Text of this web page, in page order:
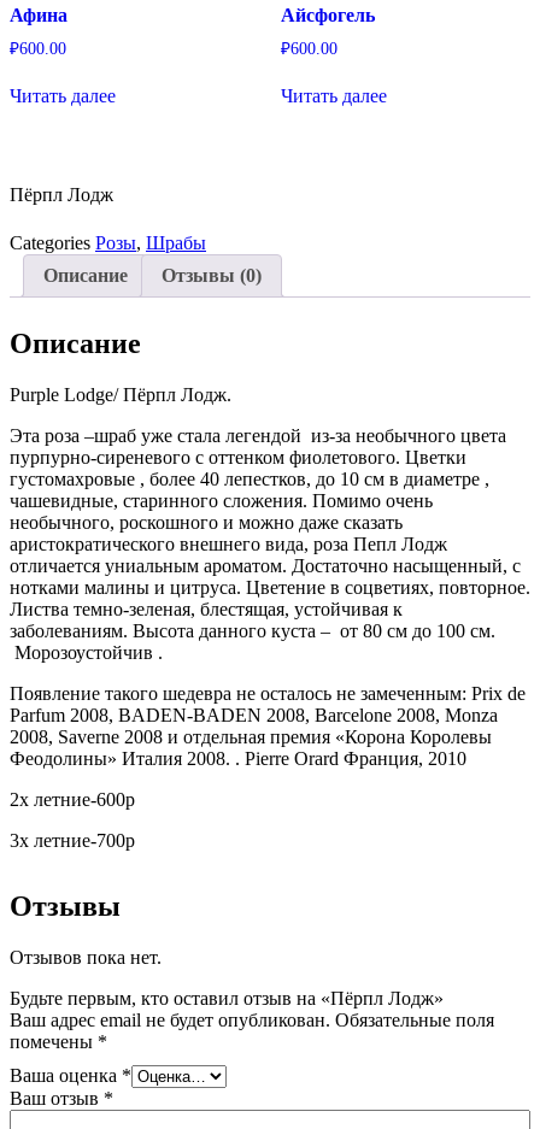
Афина
₽600.00
Читать далее
Айсфогель
₽600.00
Читать далее
Пёрпл Лодж
Categories Розы, Шрабы
Описание
Отзывы (0)
Описание
Purple Lodge/ Пёрпл Лодж.
Эта роза –шраб уже стала легендой из-за необычного цвета
пурпурно-сиреневого с оттенком фиолетового. Цветки
густомахровые , более 40 лепестков, до 10 см в диаметре ,
чашевидные, старинного сложения. Помимо очень
необычного, роскошного и можно даже сказать
аристократического внешнего вида, роза Пепл Лодж
отличается униальным ароматом. Достаточно насыщенный, с
нотками малины и цитруса. Цветение в соцветиях, повторное.
Листва темно-зеленая, блестящая, устойчивая к
заболеваниям. Высота данного куста – от 80 см до 100 см.
Морозоустойчив .
Появление такого шедевра не осталось не замеченным: Prix de
Parfum 2008, BADEN-BADEN 2008, Barcelone 2008, Monza
2008, Saverne 2008 и отдельная премия «Корона Королевы
Феодолины» Италия 2008. . Pierre Orard Франция, 2010
2х летние-600р
3х летние-700р
Отзывы
Отзывов пока нет.
Будьте первым, кто оставил отзыв на «Пёрпл Лодж»
Ваш адрес email не будет опубликован. Обязательные поля
помечены *
Ваша оценка *
Ваш отзыв *